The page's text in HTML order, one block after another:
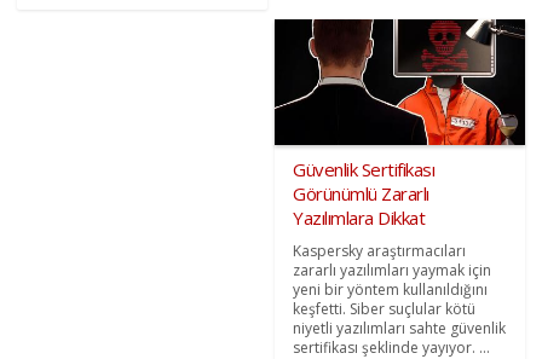
Güvenlik Sertifikası
Görünümlü Zararlı
Yazılımlara Dikkat
Kaspersky araştırmacıları
zararlı yazılımları yaymak için
yeni bir yöntem kullanıldığını
keşfetti. Siber suçlular kötü
niyetli yazılımları sahte güvenlik
sertifikası şeklinde yayıyor. ...